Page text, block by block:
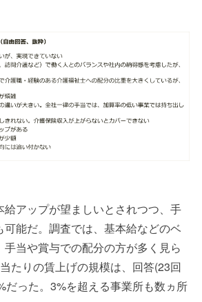
アップが望ましいとされつつ、手
可能だ。調査では、基本給などのベ
当や賞与での配分の方が多く見ら
たりの賃上げの規模は、回答(23回
だった。 3%を超える事業所も数ヵ所